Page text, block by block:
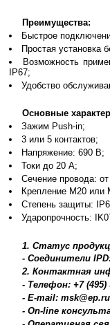
Преимущества:
Быстрое
Простая установка
Возможность
IP67;
Удобство
Основные
Зажим Push-in;
3 или 5 контактов;
Напряжение: 690 В;
Токи до 20 A;
Сечение провода:
Крепление M20 или
Степень защиты:
Ударопрочность:
1. Статус
- Соединители
2. Контактная
- Телефон: +7 (495)
- E-mail:
- On-line